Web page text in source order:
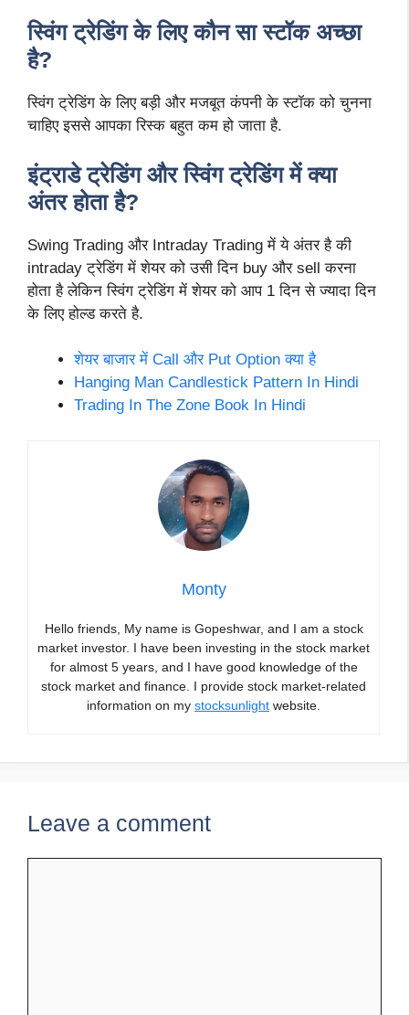
स्विंग ट्रेडिंग के लिए कौन सा स्टॉक अच्छा
है?
स्विंग ट्रेडिंग के लिए बड़ी और मजबूत कंपनी के स्टॉक को चुनना
चाहिए इससे आपका रिस्क बहुत कम हो जाता है.
इंट्राडे ट्रेडिंग और स्विंग ट्रेडिंग में क्या
अंतर होता है?
Swing Trading और Intraday Trading में ये अंतर है की
intraday ट्रेडिंग में शेयर को उसी दिन buy और sell करना
होता है लेकिन स्विंग ट्रेडिंग में शेयर को आप 1 दिन से ज्यादा दिन
के लिए होल्ड करते है.
शेयर बाजार में Call और Put Option क्या है
Hanging Man Candlestick Pattern In Hindi
Trading In The Zone Book In Hindi
Monty
Hello friends, My name is Gopeshwar, and I am a stock
market investor. I have been investing in the stock market
for almost 5 years, and I have good knowledge of the
stock market and finance. I provide stock market-related
information on my stocksunlight website.
Leave a comment